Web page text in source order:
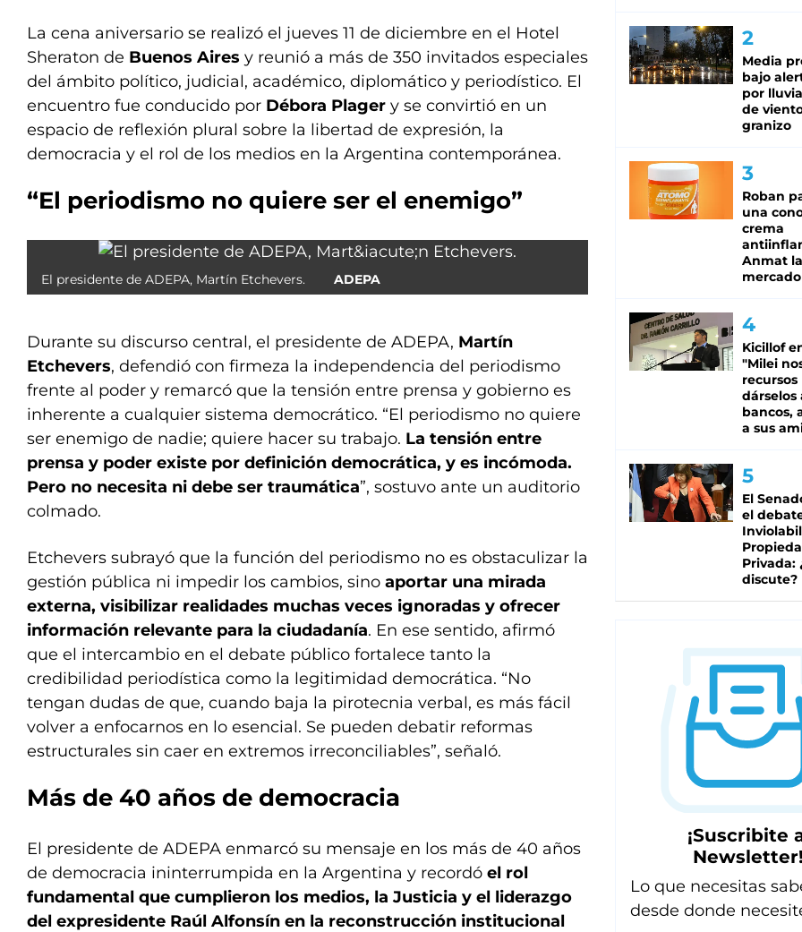
La cena aniversario se realizó el jueves 11 de diciembre en el Hotel
Sheraton de Buenos Aires y reunió a más de 350 invitados especiales
del ámbito político, judicial, académico, diplomático y periodístico. El
encuentro fue conducido por Débora Plager y se convirtió en un
espacio de reflexión plural sobre la libertad de expresión, la
democracia y el rol de los medios en la Argentina contemporánea.
“El periodismo no quiere ser el enemigo”
El presidente de ADEPA, Martín Etchevers. ADEPA
Durante su discurso central, el presidente de ADEPA, Martín
Etchevers, defendió con firmeza la independencia del periodismo
frente al poder y remarcó que la tensión entre prensa y gobierno es
inherente a cualquier sistema democrático. “El periodismo no quiere
ser enemigo de nadie; quiere hacer su trabajo. La tensión entre
prensa y poder existe por definición democrática, y es incómoda.
Pero no necesita ni debe ser traumática”, sostuvo ante un auditorio
colmado.
Etchevers subrayó que la función del periodismo no es obstaculizar la
gestión pública ni impedir los cambios, sino aportar una mirada
externa, visibilizar realidades muchas veces ignoradas y ofrecer
información relevante para la ciudadanía. En ese sentido, afirmó
que el intercambio en el debate público fortalece tanto la
credibilidad periodística como la legitimidad democrática. “No
tengan dudas de que, cuando baja la pirotecnia verbal, es más fácil
volver a enfocarnos en lo esencial. Se pueden debatir reformas
estructurales sin caer en extremos irreconciliables”, señaló.
Más de 40 años de democracia
El presidente de ADEPA enmarcó su mensaje en los más de 40 años
de democracia ininterrumpida en la Argentina y recordó el rol
fundamental que cumplieron los medios, la Justicia y el liderazgo
del expresidente Raúl Alfonsín en la reconstrucción institucional
Media
bajo
por
de
granizo
Roban
una
crema
Anmat
mercado
Kicillof
"Milei
recursos
dárselos
bancos,
a sus
El
el
Privada:
discute?
¡Suscribite
Newsletter!
Lo que necesitas
desde donde